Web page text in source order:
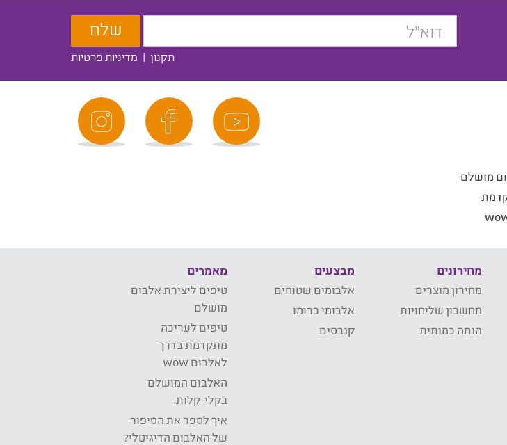
תקנון | מדיניות פרטיות
מושלם
מחירונים
מחירון מוצרים
מחשבון שליחויות
הנחה כמותית
מבצעים
אלבומים שטוחים
אלבומי כרומו
קנבסים
מאמרים
טיפים ליצירת אלבום
מושלם
טיפים לעריכה
מתקדמת בדרך
לאלבום wow
האלבום המושלם
בקלי-קלות
איך לספר את הסיפור
של האלבום הדיגיטלי?